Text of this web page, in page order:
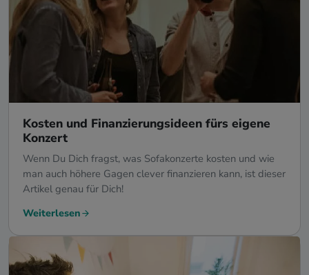
Kosten und Finanzierungsideen fürs eigene
Konzert
Wenn Du Dich fragst, was Sofakonzerte kosten und wie
man auch höhere Gagen clever finanzieren kann, ist dieser
Artikel genau für Dich!
Weiterlesen